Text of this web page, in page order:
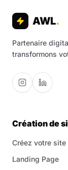
AWL.
Partenaire
transformons
Création de
Créez votre site
Landing Page